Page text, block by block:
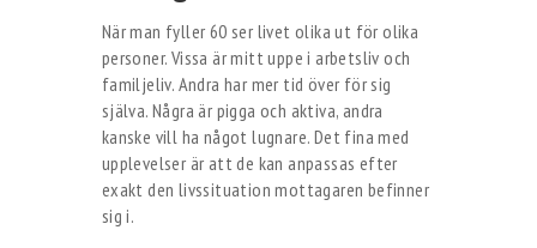
När man fyller 60 ser livet olika ut för olika
personer. Vissa är mitt uppe i arbetsliv och
familjeliv. Andra har mer tid över för sig
själva. Några är pigga och aktiva, andra
kanske vill ha något lugnare. Det fina med
upplevelser är att de kan anpassas efter
exakt den livssituation mottagaren befinner
sig i.